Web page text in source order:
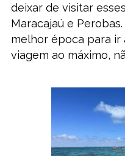
deixar de visitar
Maracajaú e
melhor época para ir
viagem ao máximo,